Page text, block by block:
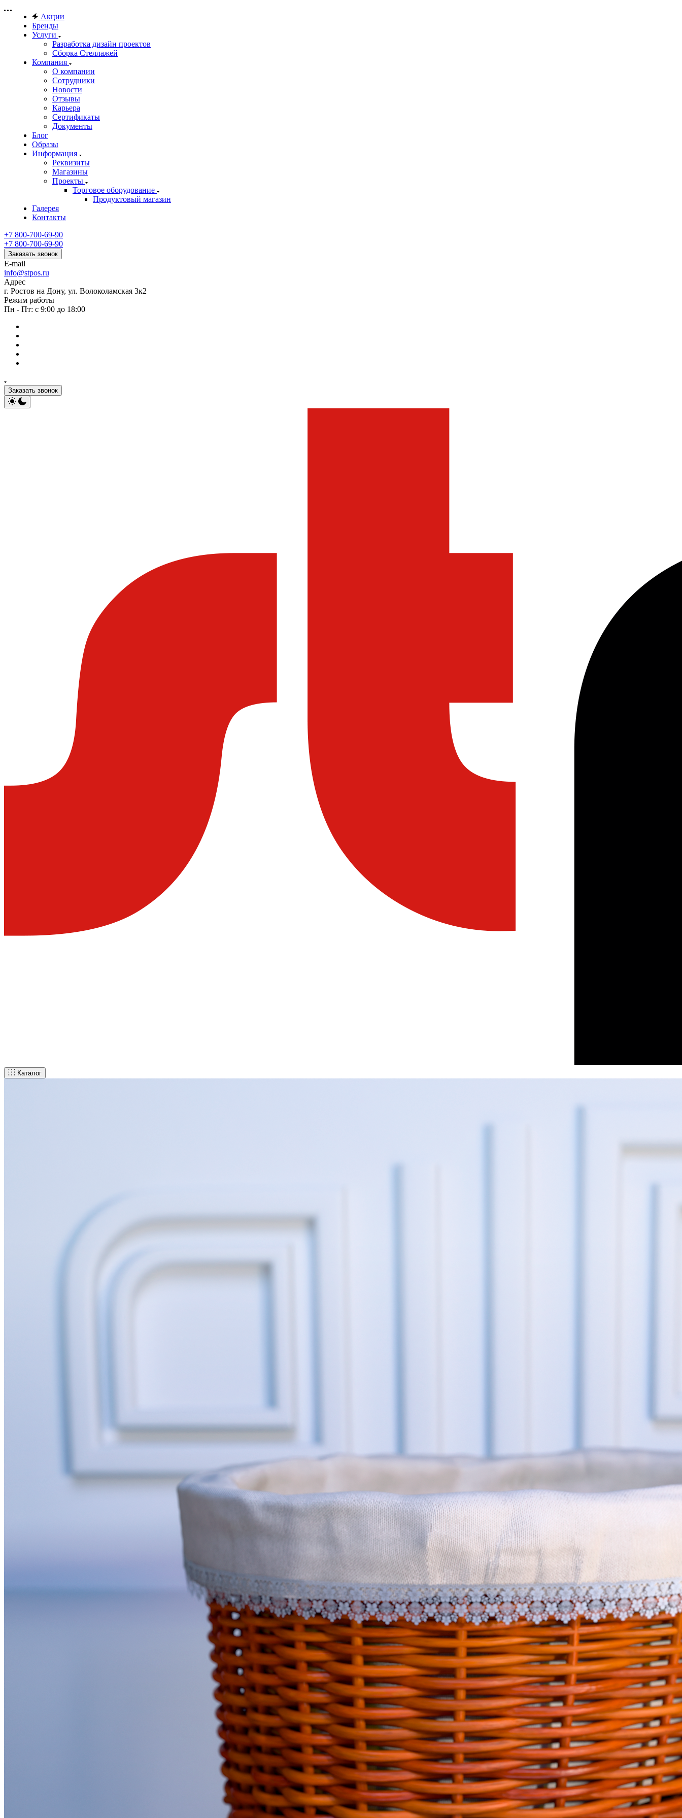
Акции
Бренды
Услуги
Разработка дизайн проектов
Сборка Стеллажей
Компания
О компании
Сотрудники
Новости
Отзывы
Карьера
Сертификаты
Документы
Блог
Образы
Информация
Реквизиты
Магазины
Проекты
Торговое оборудование
Продуктовый магазин
Галерея
Контакты
+7 800-700-69-90
+7 800-700-69-90
Заказать звонок
E-mail
info@stpos.ru
Адрес
г. Ростов на Дону, ул. Волоколамская 3к2
Режим работы
Пн - Пт: с 9:00 до 18:00
Заказать звонок
Каталог